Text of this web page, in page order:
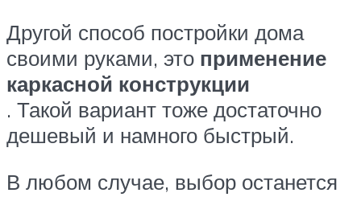
Другой способ постройки дома
своими руками, это применение
каркасной конструкции
. Такой вариант тоже достаточно
дешевый и намного быстрый.
В любом случае, выбор останется